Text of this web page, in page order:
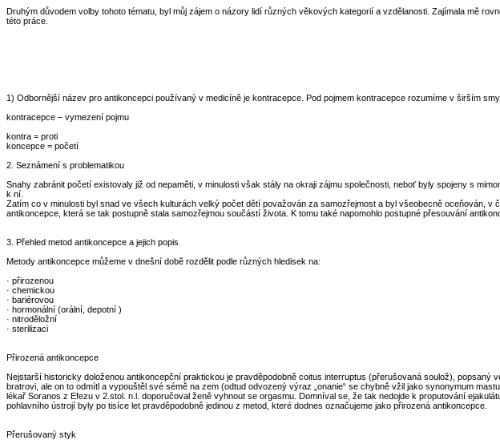
Druhým důvodem volby tohoto tématu, byl můj zájem o názory lidí různých věkových kategorií a vzdělanosti. Zajímala mě
této práce.
1) Odbornější název pro antikoncepci používaný v medicíně je kontracepce. Pod pojmem kontracepce rozumíme v širším
kontracepce – vymezení pojmu
kontra = proti
koncepce = početí
2. Seznámení s problematikou
Snahy zabránit početí existovaly již od nepaměti, v minulosti však stály na okraji zájmu společnosti, neboť byly spojeny s
k ní.
Zatím co v minulosti byl snad ve všech kulturách velký počet dětí považován za samozřejmost a byl všeobecně oceňován,
antikoncepce, která se tak postupně stala samozřejmou součástí života. K tomu také napomohlo postupné přesouvání
3. Přehled metod antikoncepce a jejich popis
Metody antikoncepce můžeme v dnešní době rozdělit podle různých hledisek na:
· přirozenou
· chemickou
· bariérovou
· hormonální (orální, depotní )
· nitroděložní
· sterilizaci
Přirozená antikoncepce
Nejstarší historicky doloženou antikoncepční praktickou je pravděpodobně coitus interruptus (přerušovaná soulož),
bratrovi, ale on to odmítl a vypouštěl své sémě na zem (odtud odvozený výraz „onanie“ se chybně vžil jako synonymum
lékař Soranos z Efezu v 2.stol. n.l. doporučoval ženě vyhnout se orgasmu. Domníval se, že tak nedojde k proputování
pohlavního ústrojí byly po tisíce let pravděpodobně jedinou z metod, které dodnes označujeme jako přirozená antikoncepce.
Přerušovaný styk